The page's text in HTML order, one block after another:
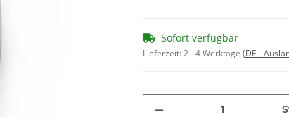
Sofort verfügbar
Lieferzeit:2 - 4 Werktage (DE -